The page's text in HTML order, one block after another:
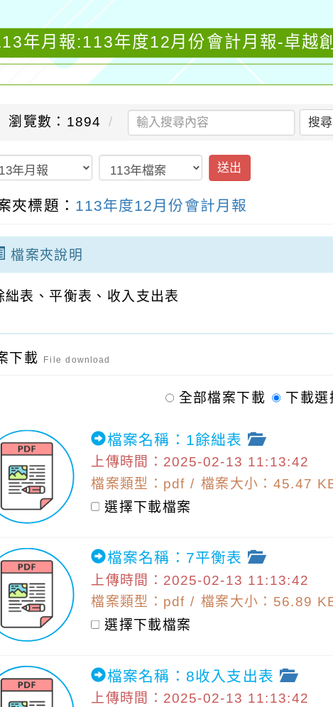
年月報:113年度12月份會計月報-卓越
瀏覽數：1894 搜尋
送出
夾標題： 113年度12月份會計月報
檔案夾說明
絀表、平衡表、收入支出表
下載 File download
全部檔案下載 下載選
檔案名稱：1餘絀表
上傳時間：2025-02-13 11:13:42
檔案類型：pdf / 檔案大小：45.47
選擇下載檔案
檔案名稱：7平衡表
上傳時間：2025-02-13 11:13:42
檔案類型：pdf / 檔案大小：56.89
選擇下載檔案
檔案名稱：8收入支出表
上傳時間：2025-02-13 11:13:42